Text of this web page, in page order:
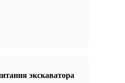
экскаватора